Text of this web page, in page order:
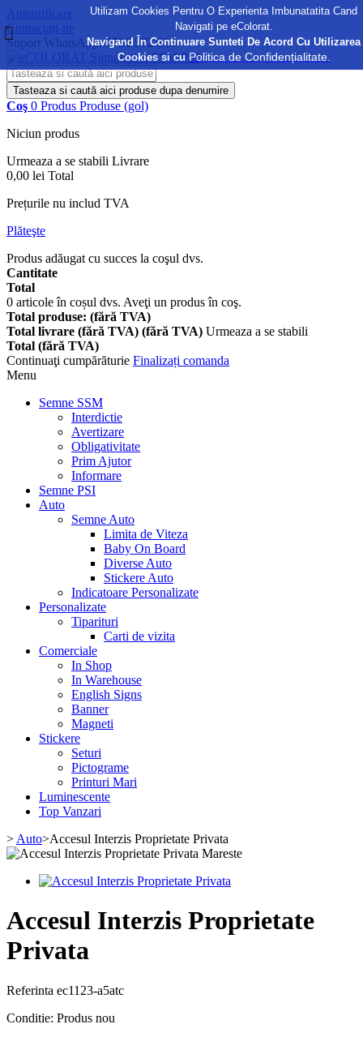
Autentificare
Contactați-ne
Suport WhatsApp:0730 372 355
Tasteaza si caută aici produse dupa denumire
Coş 0 Produs Produse (gol)
Niciun produs
Urmeaza a se stabili Livrare
0,00 lei Total
Prețurile nu includ TVA
Plăteşte
Produs adăugat cu succes la coşul dvs.
Cantitate
Total
0 articole în coșul dvs. Aveţi un produs în coş.
Total produse: (fără TVA)
Total livrare (fără TVA) (fără TVA) Urmeaza a se stabili
Total (fără TVA)
Continuaţi cumpărăturie Finalizați comanda
Menu
Semne SSM
Interdictie
Avertizare
Obligativitate
Prim Ajutor
Informare
Semne PSI
Auto
Semne Auto
Limita de Viteza
Baby On Board
Diverse Auto
Stickere Auto
Indicatoare Personalizate
Personalizate
Tiparituri
Carti de vizita
Comerciale
In Shop
In Warehouse
English Signs
Banner
Magneti
Stickere
Seturi
Pictograme
Printuri Mari
Luminescente
Top Vanzari
> Auto>Accesul Interzis Proprietate Privata
Mareste
Accesul Interzis Proprietate
Privata
Referinta ec1123-a5atc
Conditie: Produs nou
Utilizam Cookies Pentru O Experienta Imbunatatita Cand
Navigati pe eColorat.
Navigand În Continuare Sunteti De Acord Cu Utilizarea
Cookies si cu Politica de Confidențialitate.